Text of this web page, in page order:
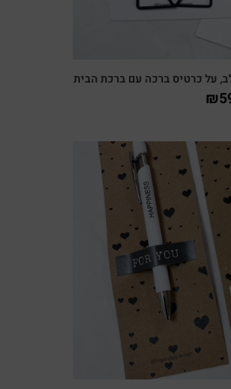
לב, על כרטיס ברכה עם ברכת הבית
₪
צפייה מהירה